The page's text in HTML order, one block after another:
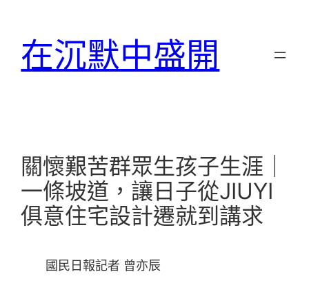
在沉默中盛開
關懷艱苦群眾生孩子生涯｜
一條坡道，讓日子從JIUYI
俱意住宅設計遷就到講求
國民日報記者 曾亦辰